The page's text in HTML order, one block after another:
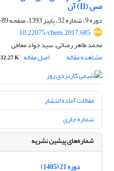
مس (II) آن
دوره 9، شماره 32، پاییز 1393، صفحه
89-96
10.22075/chem.2017.685
محمد طاهر رضائی، سید جواد معافی
مشاهده مقاله
اصل مقاله K
مقالات آماده انتشار
شماره جاری
شماره‌های پیشین نشریه
دوره 21 (1405)